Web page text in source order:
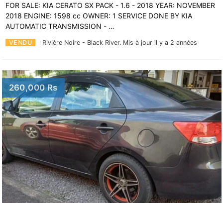
VENDU Rivière Noire - Black River. Mis à jour il y a 2 années
FOR SALE: KIA CERATO SX PACK - 1.6 - 2018 YEAR: NOVEMBER
2018 ENGINE: 1598 cc OWNER: 1 SERVICE DONE BY KIA
AUTOMATIC TRANSMISSION - …
260,000 Rs